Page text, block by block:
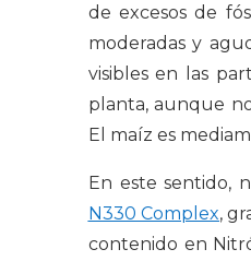
de excesos de
moderadas y
visibles en las
planta, aunque
El maíz es
En este sentido,
N330 Complex,
contenido en